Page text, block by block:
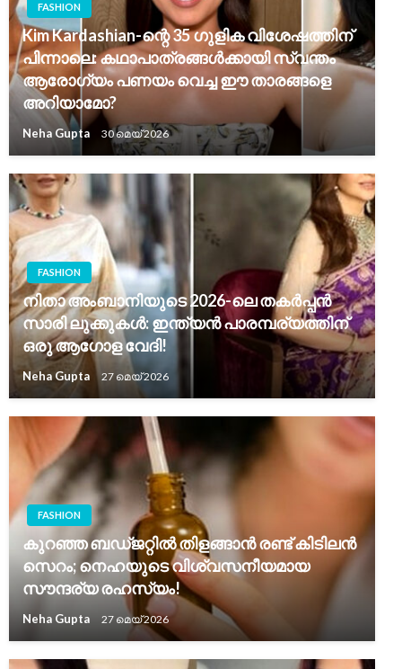
FASHION
Kim Kardashian-ന്റെ 35 ഗുളിക വിശേഷത്തിന്
പിന്നാലെ: കഥാപാത്രങ്ങൾക്കായി സ്വന്തം
ആരോഗ്യം പണയം വെച്ച ഈ താരങ്ങളെ
അറിയാമോ?
Neha Gupta 30 മെയ്‌ 2026
FASHION
നിതാ അംബാനിയുടെ 2026-ലെ തകർപ്പൻ
സാരി ലുക്കുകൾ: ഇന്ത്യൻ പാരമ്പര്യത്തിന്
ഒരു ആഗോള വേദി!
Neha Gupta 27 മെയ്‌ 2026
FASHION
കുറഞ്ഞ ബഡ്ജറ്റിൽ തിളങ്ങാൻ രണ്ട് കിടിലൻ
സെറം; നെഹയുടെ വിശ്വസനീയമായ
സൗന്ദര്യ രഹസ്യം!
Neha Gupta 27 മെയ്‌ 2026